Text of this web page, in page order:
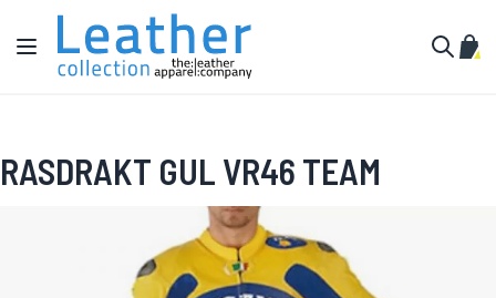
Hopp til innhold
Toggle Nav
Min
RASDRAKT GUL VR46 TEAM